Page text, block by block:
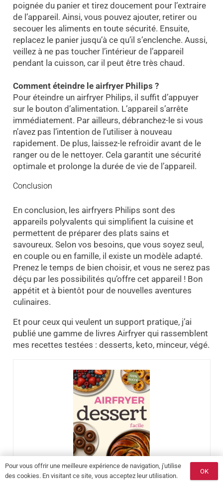
poignée du panier et tirez doucement pour l’extraire
de l’appareil. Ainsi, vous pouvez ajouter, retirer ou
secouer les aliments en toute sécurité. Ensuite,
replacez le panier jusqu’à ce qu’il s’enclenche. Aussi,
veillez à ne pas toucher l’intérieur de l’appareil
pendant la cuisson, car il peut être très chaud.
Comment éteindre le airfryer Philips ?
Pour éteindre un airfryer Philips, il suffit d’appuyer
sur le bouton d’alimentation. L’appareil s’arrête
immédiatement. Par ailleurs, débranchez-le si vous
n’avez pas l’intention de l’utiliser à nouveau
rapidement. De plus, laissez-le refroidir avant de le
ranger ou de le nettoyer. Cela garantit une sécurité
optimale et prolonge la durée de vie de l’appareil.
Conclusion
En conclusion, les airfryers Philips sont des
appareils polyvalents qui simplifient la cuisine et
permettent de préparer des plats sains et
savoureux. Selon vos besoins, que vous soyez seul,
en couple ou en famille, il existe un modèle adapté.
Prenez le temps de bien choisir, et vous ne serez pas
déçu par les possibilités qu’offre cet appareil ! Bon
appétit et à bientôt pour de nouvelles aventures
culinaires.
Et pour ceux qui veulent un support pratique, j’ai
publié une gamme de livres Airfryer qui rassemblent
mes recettes testées : desserts, keto, minceur, végé.
Pour vous offrir une meilleure expérience de navigation, j'utilise
des cookies. En visitant ce site, vous acceptez leur utilisation.
OK